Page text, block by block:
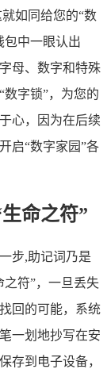
如同给您的“数
包中一眼认出
母、数字和特殊
字锁”，为您的
心，因为在后续
启“数字家园”各
命之符”
步,助记词乃是
符”，一旦丢失
回的可能，系统
一划地抄写在安
存到电子设备，